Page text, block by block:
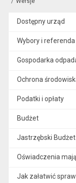
Dostępny urząd
Wybory i referenda
Gospodarka
Ochrona
Podatki i opłaty
Budżet
Jastrzębski
Oświadczenia
Jak załatwić